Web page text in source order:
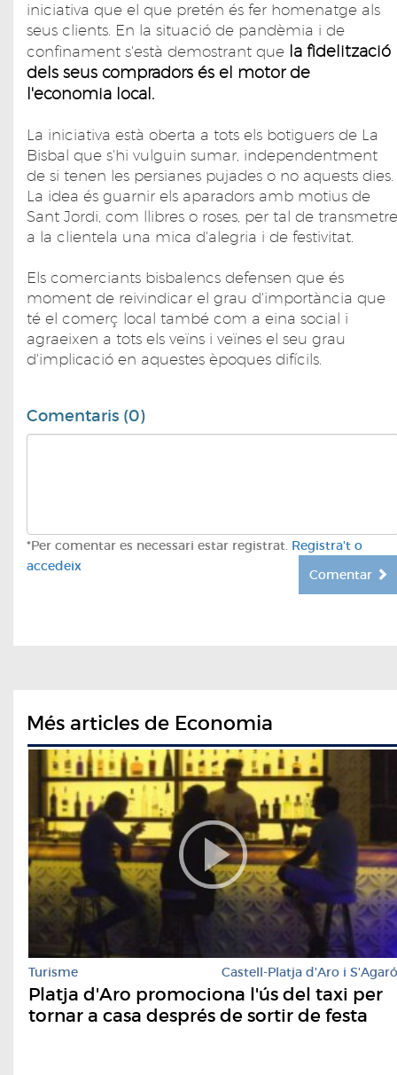
iniciativa que el que pretén és fer homenatge als
seus clients. En la situació de pandèmia i de
confinament s'està demostrant que la fidelització
dels seus compradors és el motor de
l'economia local.
La iniciativa està oberta a tots els botiguers de La
Bisbal que s'hi vulguin sumar, independentment
de si tenen les persianes pujades o no aquests dies.
La idea és guarnir els aparadors amb motius de
Sant Jordi, com llibres o roses, per tal de transmetre
a la clientela una mica d'alegria i de festivitat.
Els comerciants bisbalencs defensen que és
moment de reivindicar el grau d'importància que
té el comerç local també com a eina social i
agraeixen a tots els veïns i veïnes el seu grau
d'implicació en aquestes èpoques difícils.
Comentaris (0)
*Per comentar es necessari estar registrat. Registra't o
accedeix
Comentar
Més articles de Economia
Turisme Castell-Platja d'Aro i S'Agaró
Platja d'Aro promociona l'ús del taxi per
tornar a casa després de sortir de festa